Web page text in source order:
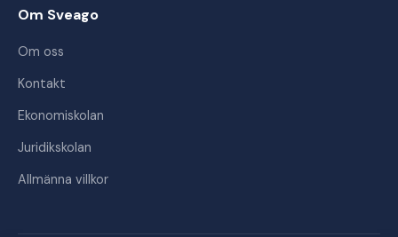
Om Sveago
Om oss
Kontakt
Ekonomiskolan
Juridikskolan
Allmänna villkor